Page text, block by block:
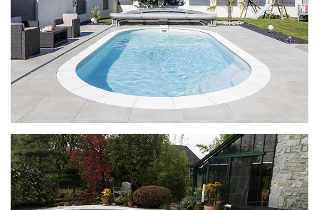
Ilona met Enjoy-trap